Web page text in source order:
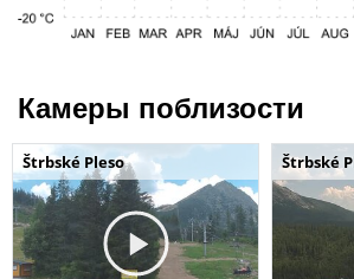
Камеры поблизости
Štrbské Pleso Štrbské